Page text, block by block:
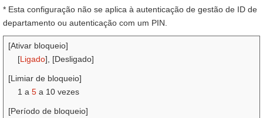
* Esta configuração não se aplica à autenticação de gestão de ID de
departamento ou autenticação com um PIN.
[Ativar bloqueio]
[Ligado], [Desligado]
[Limiar de bloqueio]
1 a 5 a 10 vezes
[Período de bloqueio]